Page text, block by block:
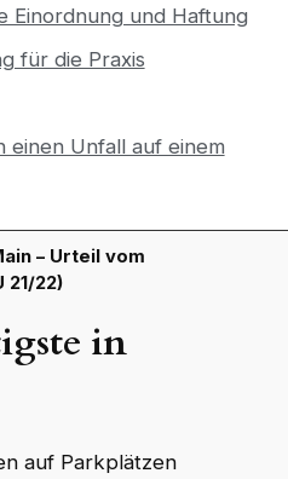
Einordnung und Haftung
für die Praxis
einen Unfall auf einem
– Urteil vom
21/22)
in
auf Parkplätzen